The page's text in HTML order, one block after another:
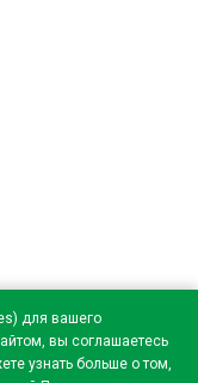
для вашего
вы соглашаетесь
узнать больше о том,